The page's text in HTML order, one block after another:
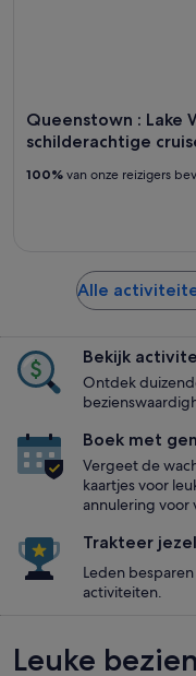
Queenstown : Lake
schilderachtige
100% van onze reizigers
Alle
Bekijk
Ontdek
Boek met
Vergeet de
kaartjes voor
annulering voor
Trakteer
Leden
activiteiten.
Leuke